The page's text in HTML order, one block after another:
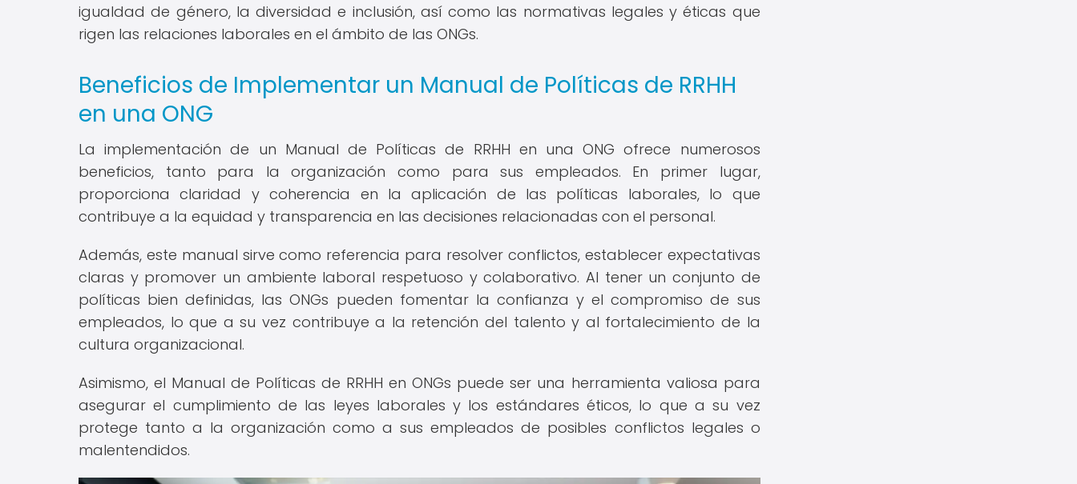
igualdad de género, la diversidad e inclusión, así como las normativas legales y éticas que
rigen las relaciones laborales en el ámbito de las ONGs.
Beneficios de Implementar un Manual de Políticas de RRHH
en una ONG
La implementación de un Manual de Políticas de RRHH en una ONG ofrece numerosos
beneficios, tanto para la organización como para sus empleados. En primer lugar,
proporciona claridad y coherencia en la aplicación de las políticas laborales, lo que
contribuye a la equidad y transparencia en las decisiones relacionadas con el personal.
Además, este manual sirve como referencia para resolver conflictos, establecer expectativas
claras y promover un ambiente laboral respetuoso y colaborativo. Al tener un conjunto de
políticas bien definidas, las ONGs pueden fomentar la confianza y el compromiso de sus
empleados, lo que a su vez contribuye a la retención del talento y al fortalecimiento de la
cultura organizacional.
Asimismo, el Manual de Políticas de RRHH en ONGs puede ser una herramienta valiosa para
asegurar el cumplimiento de las leyes laborales y los estándares éticos, lo que a su vez
protege tanto a la organización como a sus empleados de posibles conflictos legales o
malentendidos.